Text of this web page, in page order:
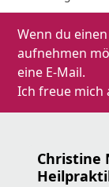
Wenn du
aufnehmen
eine E-Mail.
Ich freue mich
Christine